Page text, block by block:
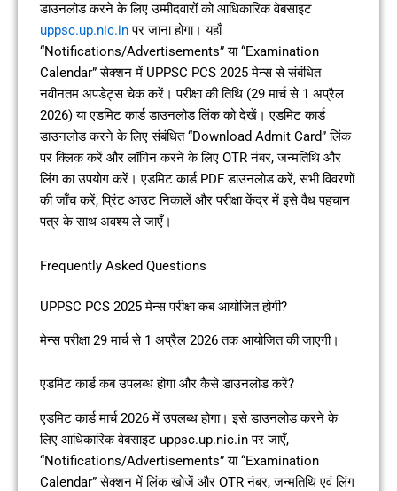
डाउनलोड करने के लिए उम्मीदवारों को आधिकारिक वेबसाइट
uppsc.up.nic.inपर जाना होगा। यहाँ
“Notifications/Advertisements” या “Examination
Calendar” सेक्शन में UPPSC PCS 2025 मेन्स से संबंधित
नवीनतम अपडेट्स चेक करें। परीक्षा की तिथि (29 मार्च से 1 अप्रैल
2026) या एडमिट कार्ड डाउनलोड लिंक को देखें। एडमिट कार्ड
डाउनलोड करने के लिए संबंधित “Download Admit Card” लिंक
पर क्लिक करें और लॉगिन करने के लिए OTR नंबर, जन्मतिथि और
लिंग का उपयोग करें। एडमिट कार्ड PDF डाउनलोड करें, सभी विवरणों
की जाँच करें, प्रिंट आउट निकालें और परीक्षा केंद्र में इसे वैध पहचान
पत्र के साथ अवश्य ले जाएँ।
Frequently Asked Questions
UPPSC PCS 2025 मेन्स परीक्षा कब आयोजित होगी?
मेन्स परीक्षा 29 मार्च से 1 अप्रैल 2026 तक आयोजित की जाएगी।
एडमिट कार्ड कब उपलब्ध होगा और कैसे डाउनलोड करें?
एडमिट कार्ड मार्च 2026 में उपलब्ध होगा। इसे डाउनलोड करने के
लिए आधिकारिक वेबसाइट uppsc.up.nic.in पर जाएँ,
“Notifications/Advertisements” या “Examination
Calendar” सेक्शन में लिंक खोजें और OTR नंबर, जन्मतिथि एवं लिंग